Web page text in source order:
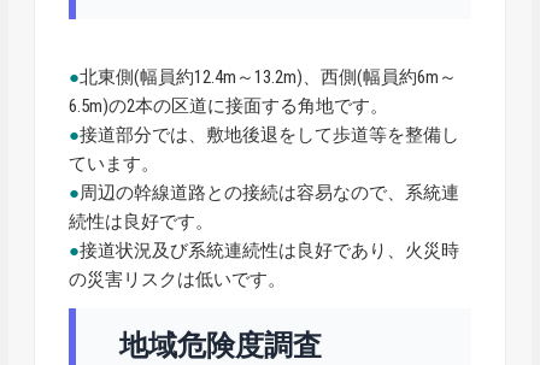
●北東側(幅員約12.4m～13.2m)、西側(幅員約6m～
6.5m)の2本の区道に接面する角地です。
●接道部分では、敷地後退をして歩道等を整備し
ています。
●周辺の幹線道路との接続は容易なので、系統連
続性は良好です。
●接道状況及び系統連続性は良好であり、火災時
の災害リスクは低いです。
地域危険度調査